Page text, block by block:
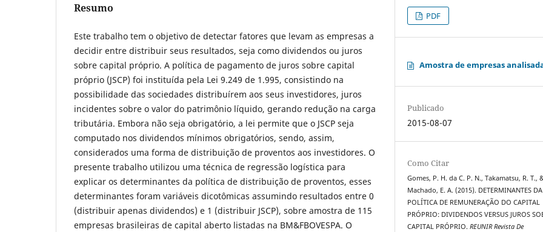
Resumo
Este trabalho tem o objetivo de detectar fatores que levam as empresas a
decidir entre distribuir seus resultados, seja como dividendos ou juros
sobre capital próprio. A política de pagamento de juros sobre capital
próprio (JSCP) foi instituída pela Lei 9.249 de 1.995, consistindo na
possibilidade das sociedades distribuírem aos seus investidores, juros
incidentes sobre o valor do patrimônio líquido, gerando redução na carga
tributária. Embora não seja obrigatório, a lei permite que o JSCP seja
computado nos dividendos mínimos obrigatórios, sendo, assim,
considerados uma forma de distribuição de proventos aos investidores. O
presente trabalho utilizou uma técnica de regressão logística para
explicar os determinantes da política de distribuição de proventos, esses
determinantes foram variáveis dicotômicas assumindo resultados entre 0
(distribuir apenas dividendos) e 1 (distribuir JSCP), sobre amostra de 115
empresas brasileiras de capital aberto listadas na BM&FBOVESPA. O
PDF
Amostra de empresas
Publicado
2015-08-07
Como Citar
Gomes, P. H. da C. P. N., Takamatsu, R. T.,
Machado, E. A. (2015). DETERMINANTES DA
POLÍTICA DE REMUNERAÇÃO DO CAPITAL
PRÓPRIO: DIVIDENDOS VERSUS JUROS
CAPITAL PRÓPRIO.REUNIR Revista De